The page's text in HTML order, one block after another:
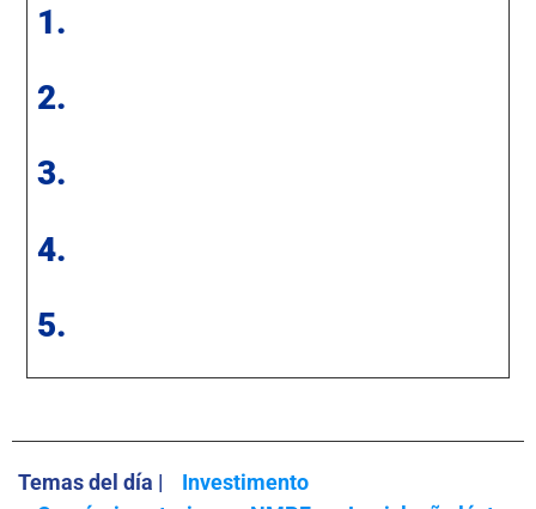
1.
2.
3.
4.
5.
Temas del día |
Investimento